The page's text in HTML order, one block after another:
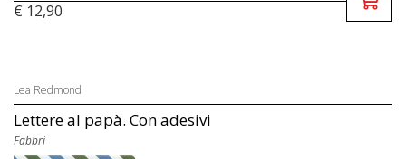
€ 12,90
Lea Redmond
Lettere al papà. Con adesivi
Fabbri